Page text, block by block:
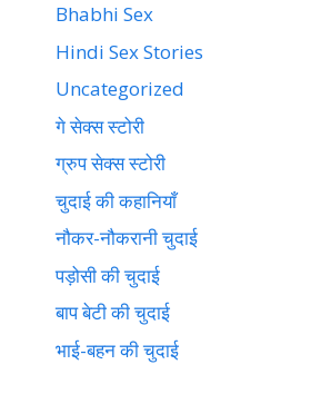
Bhabhi Sex
Hindi Sex Stories
Uncategorized
गे सेक्स स्टोरी
ग्रुप सेक्स स्टोरी
चुदाई की कहानियाँ
नौकर-नौकरानी चुदाई
पड़ोसी की चुदाई
बाप बेटी की चुदाई
भाई-बहन की चुदाई